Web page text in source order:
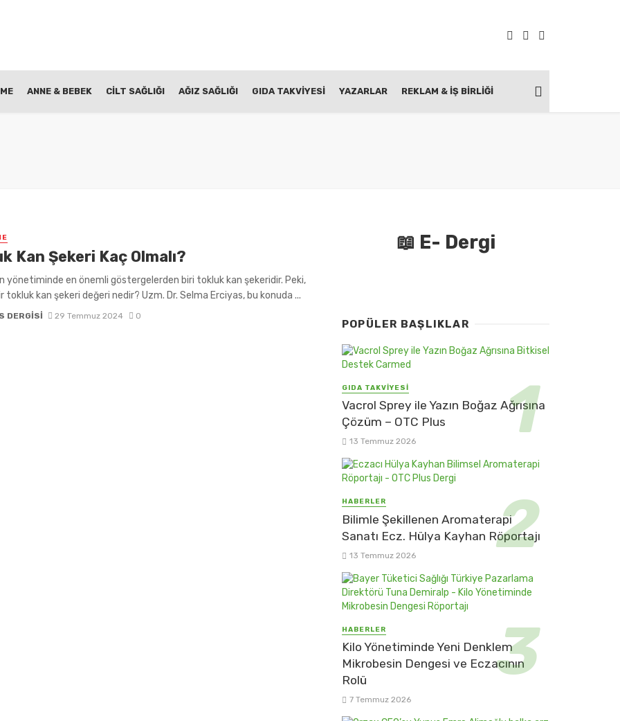
ANNE & BEBEK CİLT SAĞLIĞI AĞIZ SAĞLIĞI GIDA TAKVİYESİ YAZARLAR REKLAM & İŞ BIRLIĞI
Kan Şekeri Kaç Olmalı?
yönetiminde en önemli göstergelerden biri tokluk kan şekeridir. Peki,
tokluk kan şekeri değeri nedir? Uzm. Dr. Selma Erciyas, bu konuda ...
DERGİSİ 29 Temmuz 2024 0
📖 E- Dergi
POPÜLER BAŞLIKLAR
GIDA TAKVİYESİ
Vacrol Sprey ile Yazın Boğaz Ağrısına
Çözüm – OTC Plus
13 Temmuz 2026
HABERLER
Bilimle Şekillenen Aromaterapi
Sanatı Ecz. Hülya Kayhan Röportajı
13 Temmuz 2026
HABERLER
Kilo Yönetiminde Yeni Denklem
Mikrobesin Dengesi ve Eczacının
Rolü
7 Temmuz 2026